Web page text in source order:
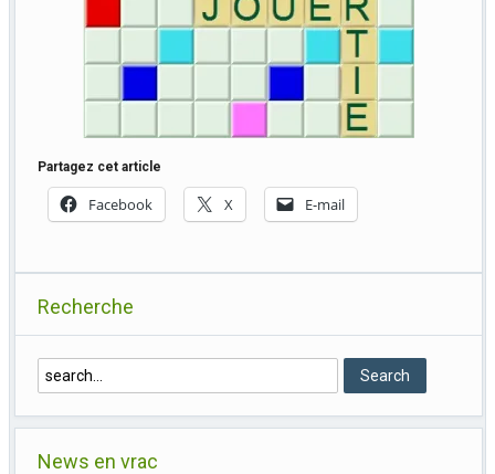
Partagez cet article
Facebook X E-mail
Recherche
News en vrac